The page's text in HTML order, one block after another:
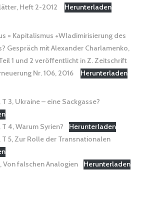
Heft 2-2012
Herunterladen
= Kapitalismus +Wladimirisierung des
Gespräch mit Alexander Charlamenko,
1 und 2 veröffentlicht in Z. Zeitschrift
Nr. 106, 2016
Herunterladen
3, Ukraine – eine Sackgasse?
4, Warum Syrien?
Herunterladen
T 5, Zur Rolle der Transnationalen
Von falschen Analogien
Herunterladen